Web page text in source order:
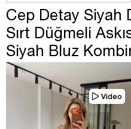
Cep Detay Siyah
Sırt Düğmeli
Siyah Bluz
Video